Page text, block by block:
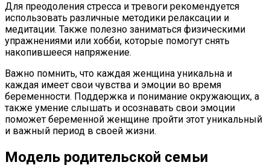
Для преодоления стресса и тревоги рекомендуется
использовать различные методики релаксации и
медитации. Также полезно заниматься физическими
упражнениями или хобби, которые помогут снять
накопившееся напряжение.
Важно помнить, что каждая женщина уникальна и
каждая имеет свои чувства и эмоции во время
беременности. Поддержка и понимание окружающих, а
также умение слышать и осознавать свои эмоции
поможет беременной женщине пройти этот уникальный
и важный период в своей жизни.
Модель родительской семьи